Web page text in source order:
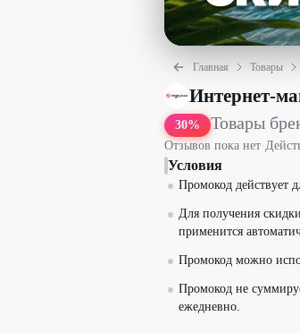
Главная Товары
Товары бренда
Интернет-
30% Товары
Отзывов пока нет·
Условия
Промокод действует
Для получения
применится
Промокод можно
Промокод не
ежедневно.